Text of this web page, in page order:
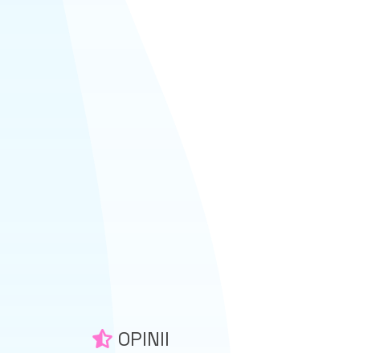
OPINII